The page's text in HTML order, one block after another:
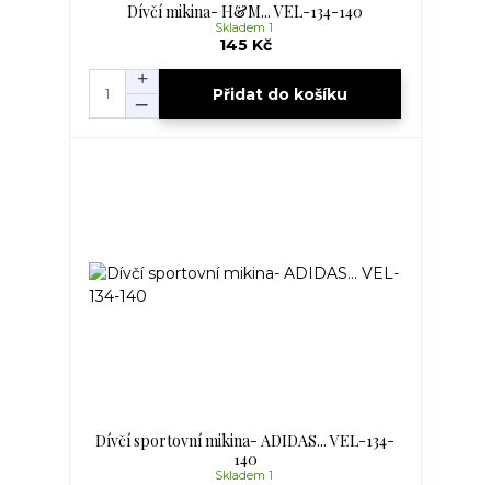
Dívčí mikina- H&M... VEL-134-140
145 Kč
Skladem 1
Přidat do košíku
Dívčí sportovní mikina- ADIDAS... VEL-134-
140
Skladem 1